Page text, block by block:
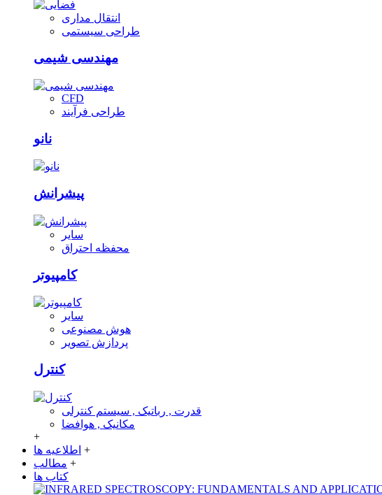
انتقال مداری
طراحی سیستمی
مهندسی شیمی
CFD
طراحی فرآیند
نانو
پیشرانش
سایر
محفظه احتراق
کامپیوتر
سایر
هوش مصنوعی
پردازش تصویر
کنترل
قدرت , رباتیک , سیستم کنترلی
مکانیک , هوافضا
+
اطلاعیه ها +
مطالب +
کتاب ها